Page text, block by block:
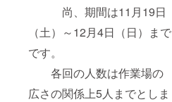
尚、期間は11月19日
（土）～12月4日（日）まで
です。
各回の人数は作業場の
広さの関係上5人までとしま